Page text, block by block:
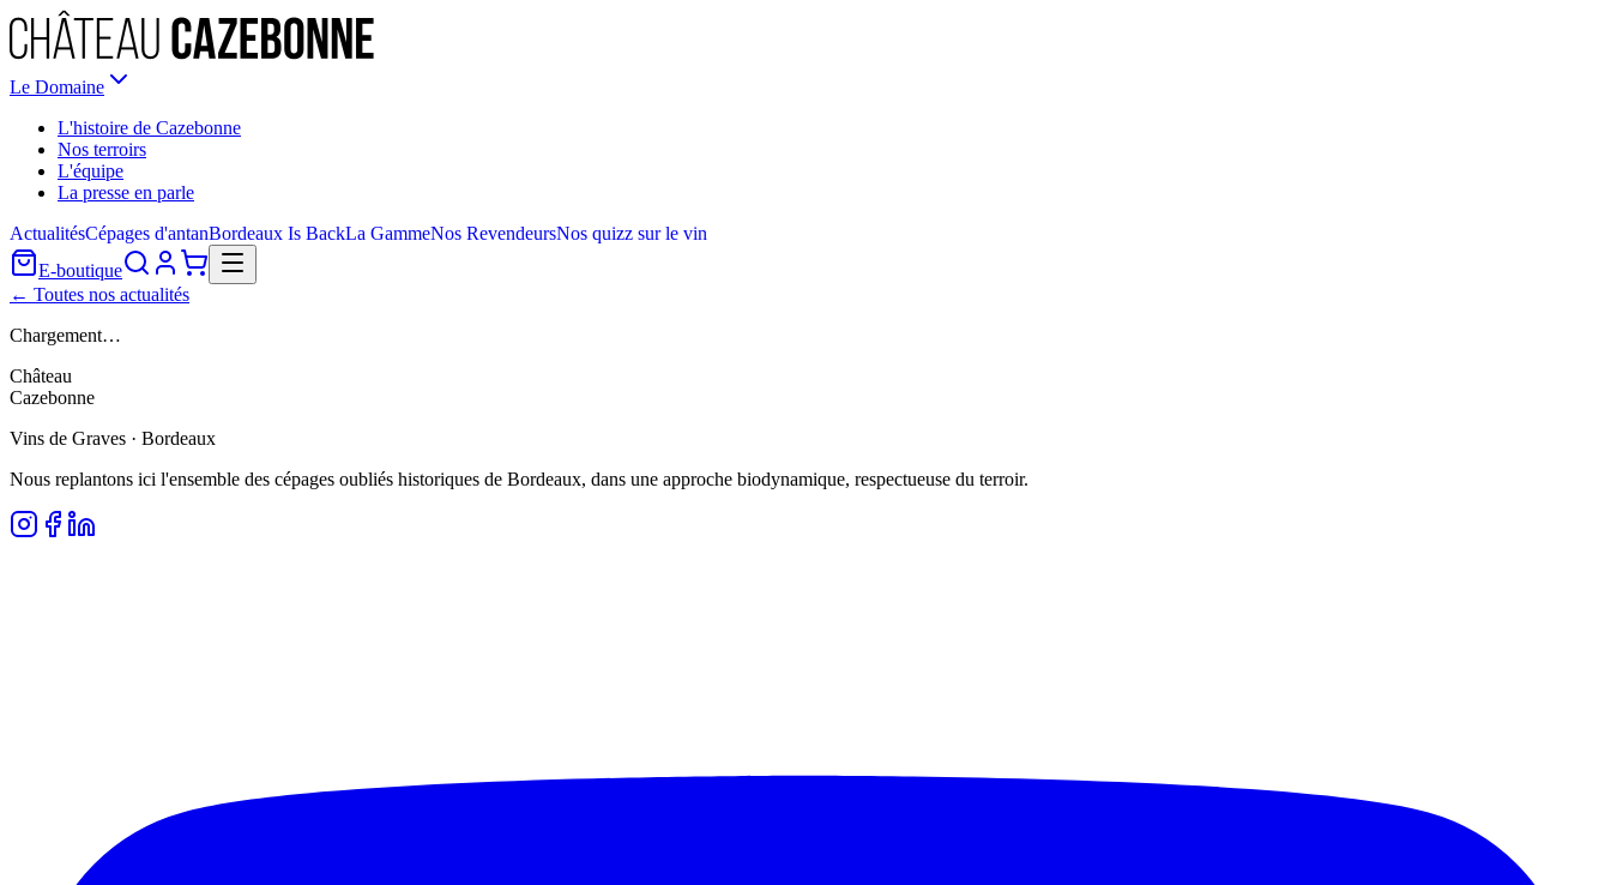
Le Domaine
L'histoire de Cazebonne
Nos terroirs
L'équipe
La presse en parle
ActualitésCépages d'antanBordeaux Is BackLa GammeNos RevendeursNos quizz sur le vin
E-boutique
← Toutes nos actualités
Chargement…
Château
Cazebonne
Vins de Graves · Bordeaux
Nous replantons ici l'ensemble des cépages oubliés historiques de Bordeaux, dans une approche biodynamique, respectueuse du terroir.